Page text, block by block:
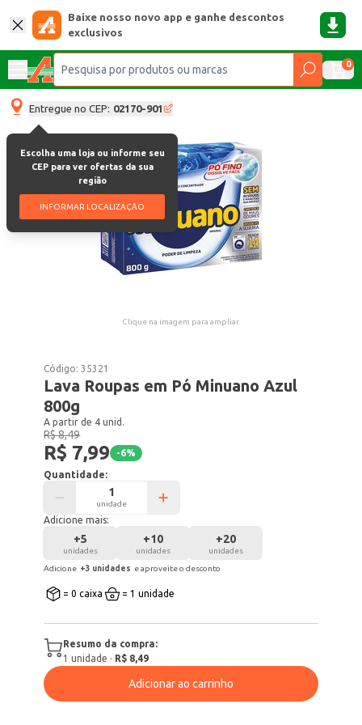
Baixe nosso novo app e ganhe descontos
exclusivos
0
Entregue no CEP: 02170-901
Escolha uma loja ou informe seu
CEP para ver ofertas da sua
região
INFORMAR LOCALIZAÇÃO
Clique na imagem para ampliar.
Código:35321
Lava Roupas em Pó Minuano Azul
800g
A partir de 4 unid.
R$ 8,49
R$ 7,99 -6%
Quantidade:
unidade
Adicione mais:
+5
unidades
+10
unidades
+20
unidades
Adicione +3 unidades e aproveite o desconto
= 0 caixa = 1 unidade
Resumo da compra:
1 unidade · R$ 8,49
Adicionar ao carrinho